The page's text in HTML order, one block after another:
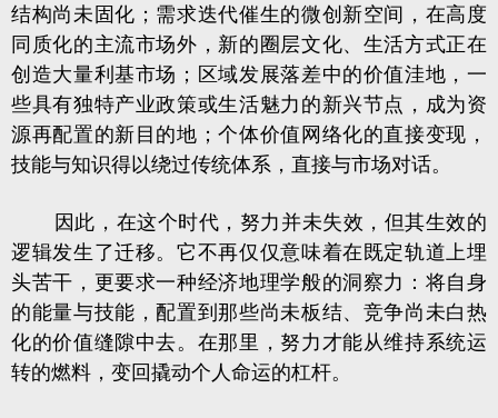
结构尚未固化；需求迭代催生的微创新空间，在高度
同质化的主流市场外，新的圈层文化、生活方式正在
创造大量利基市场 ；区域发展落差中的价值洼地，一
些具有独特产业政策或生活魅力的新兴节点，成为资
源再配置的新目的地；个体价值网络化的直接变现，
技能与知识得以绕过传统体系，直接与市场对话。
因此，在这个时代，努力并未失效，但其生效的
逻辑发生了迁移。它不再仅仅意味着在既定轨道上埋
头苦干，更要求一种经济地理学般的洞察力：将自身
的能量与技能，配置到那些尚未板结、竞争尚未白热
化的价值缝隙中去。在那里，努力才能从维持系统运
转的燃料，变回撬动个人命运的杠杆。